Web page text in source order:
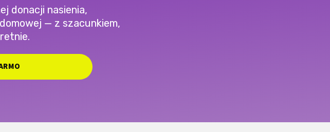
donacji nasienia,
— z szacunkiem,